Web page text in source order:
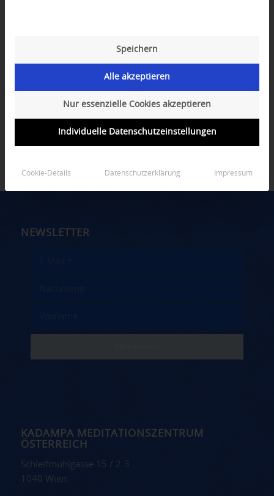
NEWSLETTER
KADAMPA MEDITATIONSZENTRUM
ÖSTERREICH
Schleifmühlgasse 15 / 2-3
1040 Wien
Speichern
Alle akzeptieren
Nur essenzielle Cookies akzeptieren
Individuelle Datenschutzeinstellungen
Cookie-Details Datenschutzerklärung Impressum